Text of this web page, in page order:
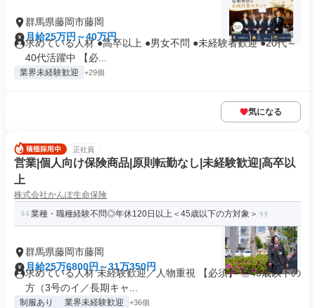
群馬県藤岡市藤岡
月給25万円～40万円
求めている人材 ●高卒以上 ●男女不問 ●未経験者歓迎 ●20代～
40代活躍中 【必...
業界未経験歓迎 +29個
気になる
正社員
営業|個人向け保険商品|原則転勤なし|未経験歓迎|高卒以
上
株式会社かんぽ生命保険
業種・職種経験不問◎年休120日以上＜45歳以下の方対象＞
群馬県藤岡市藤岡
月給25万6800円～31万350円
求めている人材 未経験歓迎／人物重視 【必須】 ◎45歳以下の
方（3号のイ／長期キャ...
制服あり 業界未経験歓迎 +36個